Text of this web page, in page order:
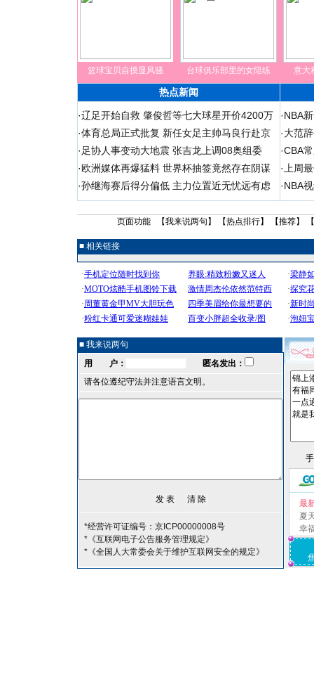
篮球宝贝自摸显风骚 台球俱乐部里的女陪练 意大
热点新闻
·辽足开始自救 肇俊哲等七大球星开价4200万
·体育总局正式批复 新任女足主帅马良行赴京
· 足协人事变动大地震 张吉龙上调08奥组委
·欧洲媒体再爆猛料 世界杯抽签竟然存在阴谋
·孙继海赛后得分偏低 主力位置近无忧远有虑
·NBA
·大范
·CBA
· 上周
·NBA
页面功能 【我来说两句 】 【热点排行】 【推荐】
■ 相关链接
■ 我来说两句
用 户：
匿名发出：
请各位遵纪守法并注意语言文明。
*经营许可证编号：京ICP00000008号
*《互联网电子公告服务管理规定》
*《全国人大常委会关于维护互联网安全的规定》
最
夏
幸